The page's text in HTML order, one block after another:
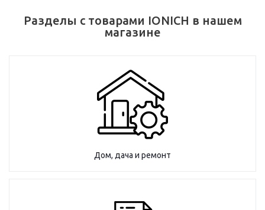
Разделы с товарами IONICH в нашем
магазине
Дом, дача и ремонт